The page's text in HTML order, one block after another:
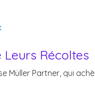
Leurs Récoltes
Müller Partner, qui